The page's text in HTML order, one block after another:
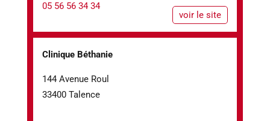
05 56 56 34 34
voir le site
Clinique Béthanie
144 Avenue Roul
33400 Talence